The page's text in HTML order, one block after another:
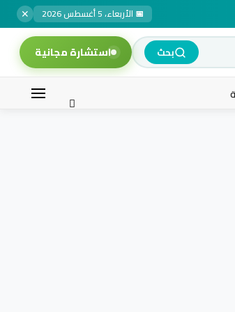
📅 الأربعاء، 5 أغسطس 2026 ✕
بحث استشارة مجانية